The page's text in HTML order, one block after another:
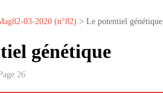
03-2020 (n°82) > Le potentiel génétique
génétique
26